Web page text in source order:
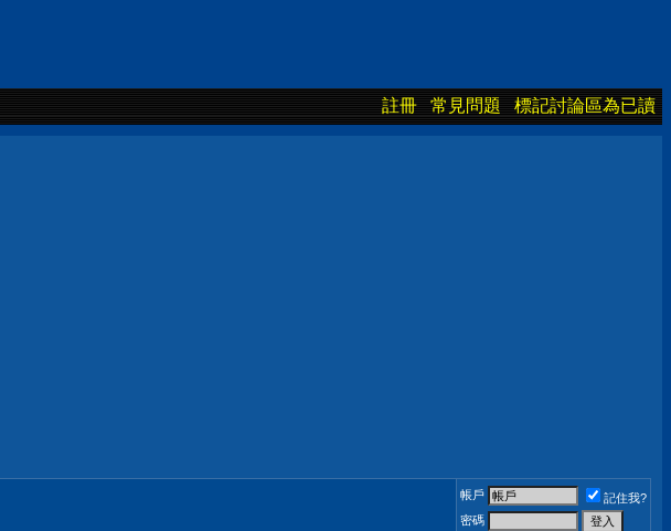
註冊 常見問題 標記討論區為已讀
帳戶
記住我?
密碼